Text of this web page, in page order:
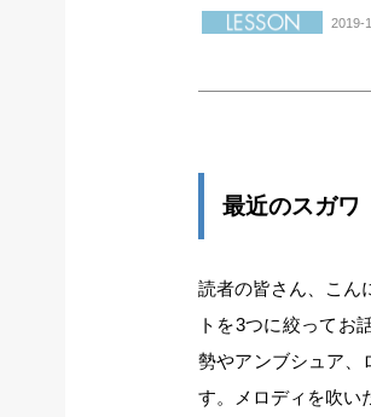
2019-
最近のスガワ
読者の皆さん、こん
トを3つに絞ってお
勢やアンブシュア、
す。メロディを吹い